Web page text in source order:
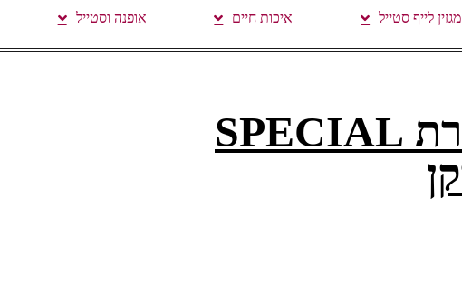
מגזין לייף סטייל איכות חיים אופנה וסטייל
מארזים חגיגיים מסדרת SPECIAL